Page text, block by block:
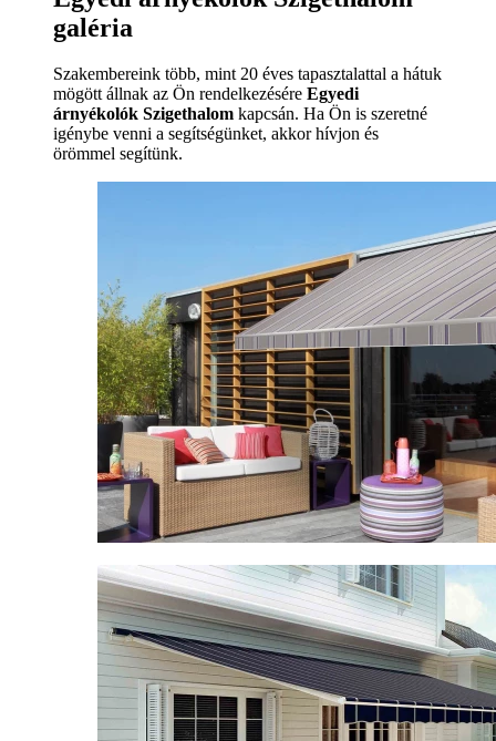
galéria
Szakembereink több, mint 20 éves tapasztalattal a hátuk
mögött állnak az Ön rendelkezésére Egyedi
árnyékolók Szigethalom kapcsán. Ha Ön is szeretné
igénybe venni a segítségünket, akkor hívjon és
örömmel segítünk.